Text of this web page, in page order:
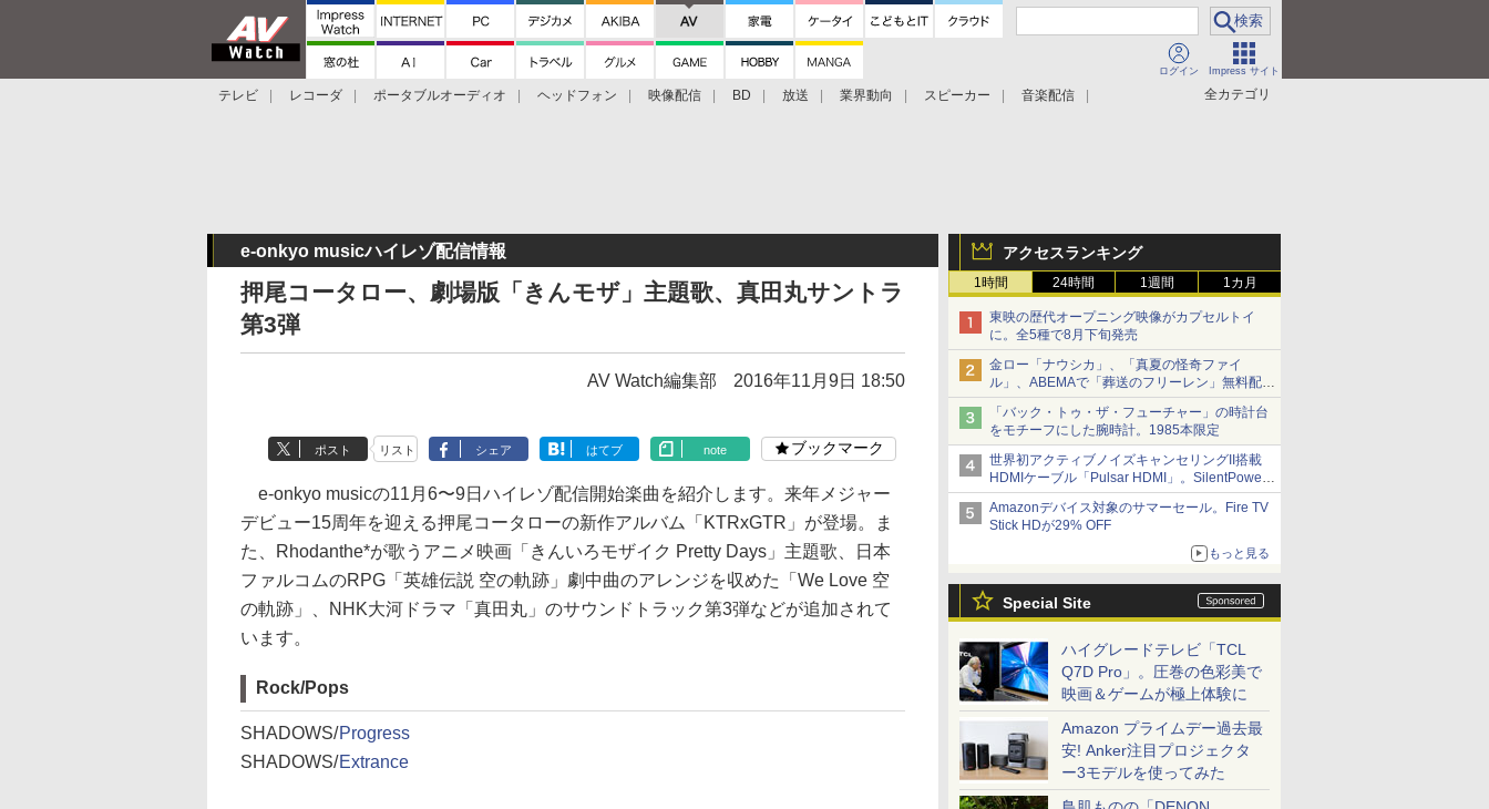
ログイン Impress サイト
全カテゴリ
テレビ レコーダ ポータブルオーディオ ヘッドフォン 映像配信 BD 放送 業界動向 スピーカー
音楽配信
アクセスランキング
1時間 24時間 1週間 1カ月
東映の歴代オープニング映像がカプセルトイ
に。全5種で8月下旬発売
金ロー「ナウシカ」、「真夏の怪奇ファイ
ル」、ABEMAで「葬送のフリーレン」無料配信
など。夏の特番・配信情報
「バック・トゥ・ザ・フューチャー」の時計台
をモチーフにした腕時計。1985本限定
世界初アクティブノイズキャンセリングII搭載
HDMIケーブル「Pulsar HDMI」。SilentPower
から
Amazonデバイス対象のサマーセール。Fire TV
Stick HDが29% OFF
もっと見る
Special Site
ハイグレードテレビ「TCL
Q7D Pro」。圧巻の色彩美で
映画＆ゲームが極上体験に
Amazon プライムデー過去最
安! Anker注目プロジェクタ
ー3モデルを使ってみた
e-onkyo musicハイレゾ配信情報
押尾コータロー、劇場版「きんモザ」主題歌、真田丸サントラ
第3弾
AV Watch編集部 2016年11月9日 18:50
ポスト リスト シェア はてブ note ブックマーク
e-onkyo musicの11月6〜9日ハイレゾ配信開始楽曲を紹介します。来年メジャー
デビュー15周年を迎える押尾コータローの新作アルバム「KTRxGTR」が登場。ま
た、Rhodanthe*が歌うアニメ映画「きんいろモザイク Pretty Days」主題歌、日本
ファルコムのRPG「英雄伝説 空の軌跡」劇中曲のアレンジを収めた「We Love 空
の軌跡」、NHK大河ドラマ「真田丸」のサウンドトラック第3弾などが追加されて
います。
Rock/Pops
SHADOWS/Progress
SHADOWS/Extrance